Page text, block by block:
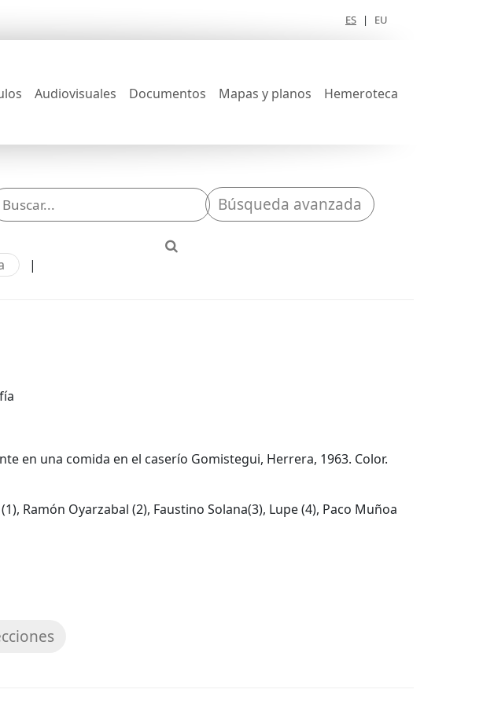
ES | EU
Audiovisuales Documentos Mapas y planos Hemeroteca
Búsqueda avanzada
|
en una comida en el caserío Gomistegui, Herrera, 1963. Color.
Ramón Oyarzabal (2), Faustino Solana(3), Lupe (4), Paco Muñoa